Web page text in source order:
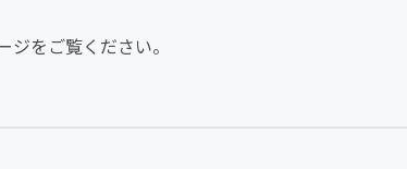
ジをご覧ください。